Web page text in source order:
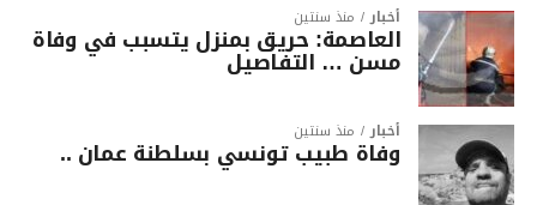
أخبار منذ سنتين
العاصمة: حريق بمنزل يتسبب في وفاة
مسن … التفاصيل
أخبار منذ سنتين
وفاة طبيب تونسي بسلطنة عمان ..